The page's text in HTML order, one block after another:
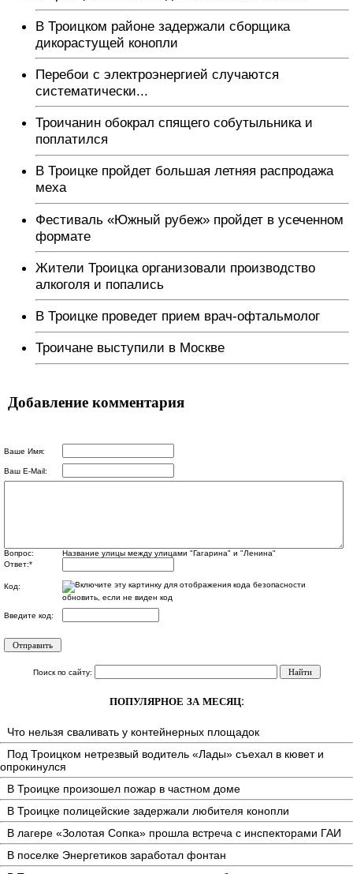
В Троицком районе задержали сборщика
дикорастущей конопли
Перебои с электроэнергией случаются
систематически...
Троичанин обокрал спящего собутыльника и
поплатился
В Троицке пройдет большая летняя распродажа
меха
Фестиваль «Южный рубеж» пройдет в усеченном
формате
Жители Троицка организовали производство
алкоголя и попались
В Троицке проведет прием врач-офтальмолог
Троичане выступили в Москве
Добавление комментария
Ваше Имя:
Ваш E-Mail:
Вопрос:
Название улицы между улицами "Гагарина" и "Ленина"
Ответ:*
Код:
обновить, если не виден код
Введите код:
Поиск по сайту:
ПОПУЛЯРНОЕ ЗА МЕСЯЦ:
Что нельзя сваливать у контейнерных площадок
Под Троицком нетрезвый водитель «Лады» съехал в кювет и
опрокинулся
В Троицке произошел пожар в частном доме
В Троицке полицейские задержали любителя конопли
В лагере «Золотая Сопка» прошла встреча с инспекторами ГАИ
В поселке Энергетиков заработал фонтан